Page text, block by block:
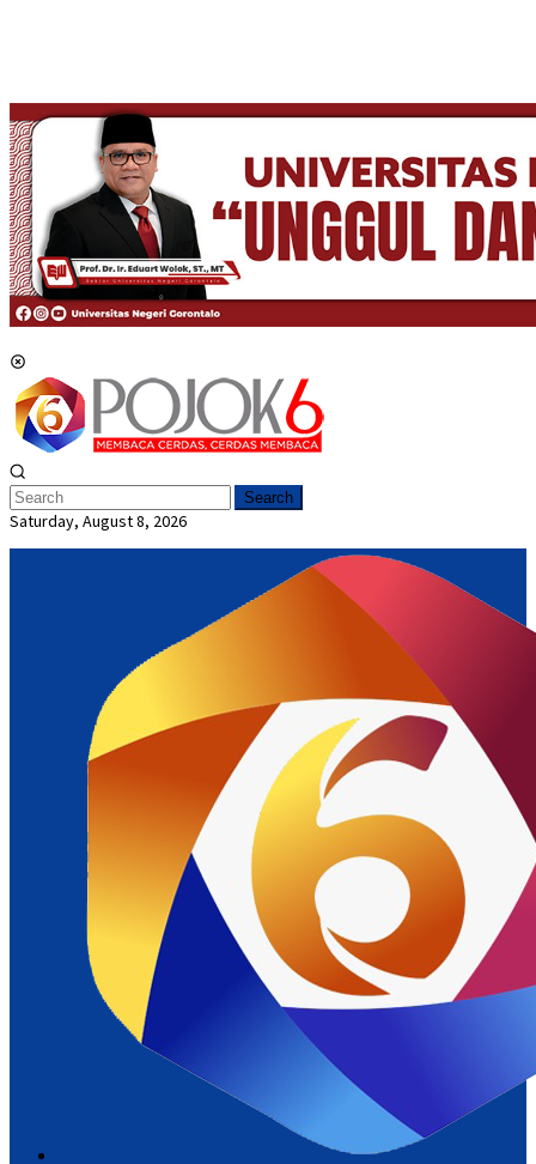
Search
Saturday, August 8, 2026